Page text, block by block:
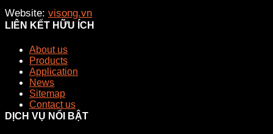
Website: visong.vn
LIÊN KẾT HỮU ÍCH
About us
Products
Application
News
Sitemap
Contact us
DỊCH VỤ NỔI BẬT